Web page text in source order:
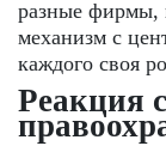
разные фирмы,
механизм с
каждого своя
Реакция